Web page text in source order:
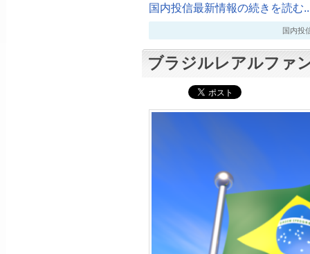
国内投信最新情報の続きを読む
国内投
ブラジルレアルファ